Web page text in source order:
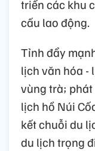
triển các khu
cấu lao động.
Tỉnh đẩy
lịch văn hóa -
vùng trà; phát
lịch hồ Núi
kết chuỗi du
du lịch trọng